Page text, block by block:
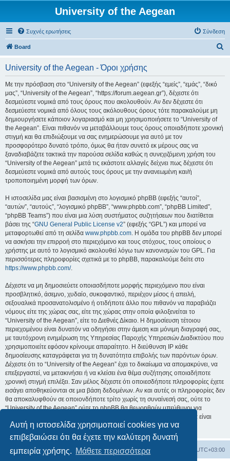
Αυτή η ιστοσελίδα χρησιμοποιεί cookies για να
επιβεβαιώσει ότι θα έχετε την καλύτερη δυνατή
εμπειρία χρήσης. Μάθετε περισσότερα
University of the Aegean
Συχνές ερωτήσεις Σύνδεση
Board
University of the Aegean - Όροι χρήσης
Με την πρόσβαση στο “University of the Aegean” (εφεξής “εμείς”, “εμάς”, “δικό
μας”, “University of the Aegean”, “https://forum.aegean.gr”), δέχεστε ότι
δεσμεύεστε νομικά από τους όρους που ακολουθούν. Αν δεν δέχεστε ότι
δεσμεύεστε νομικά από όλους τους ακόλουθους όρους τότε παρακαλούμε μη
δημιουργήσετε κάποιον λογαριασμό και μη χρησιμοποιήσετε το “University of
the Aegean”. Είναι πιθανόν να μεταβάλλουμε τους όρους οποιαδήποτε χρονική
στιγμή και θα επιδιώξουμε να σας ενημερώσουμε για αυτό με τον
προσφορότερο δυνατό τρόπο, όμως θα ήταν συνετό εκ μέρους σας να
ξαναδιαβάζετε τακτικά την παρούσα σελίδα καθώς η συνεχιζόμενη χρήση του
“University of the Aegean” μετά τις εκάστοτε αλλαγές δείχνει πως δέχεστε ότι
δεσμεύεστε νομικά από αυτούς τους όρους με την ανανεωμένη και/ή
τροποποιημένη μορφή των όρων.
Η ιστοσελίδα μας είναι βασισμένη στο λογισμικό phpBB (εφεξής “αυτοί”,
“αυτών”, “αυτούς”, “λογισμικό phpBB”, “www.phpbb.com”, “phpBB Limited”,
“phpBB Teams”) που είναι μια λύση συστήματος συζητήσεων που διατίθεται
βάσει της “GNU General Public License v2” (εφεξής “GPL”) και μπορεί να
μεταφορτωθεί από τη σελίδα www.phpbb.com. Η ομάδα του phpBB δεν μπορεί
να ασκήσει την επιρροή στο περιεχόμενο και τους στόχους, τους οποίους ο
χρήστης με αυτό το λογισμικό ακολουθεί λόγω των κανονισμών του GPL. Για
περισσότερες πληροφορίες σχετικά με το phpBB, παρακαλούμε δείτε στο
https://www.phpbb.com/.
Δέχεστε να μη δημοσιεύετε οποιασδήποτε μορφής περιεχόμενο που είναι
προσβλητικό, άσεμνο, χυδαίο, συκοφαντικό, περιέχον μίσος ή απειλή,
σεξουαλικά προσανατολισμένο ή οτιδήποτε άλλο που πιθανόν να παραβιάζει
νόμους είτε της χώρας σας, είτε της χώρας στην οποία φιλοξενείται το
“University of the Aegean”, είτε το Διεθνές Δίκαιο. Η δημοσίευση τέτοιου
περιεχομένου είναι δυνατόν να οδηγήσει στην άμεση και μόνιμη διαγραφή σας,
με ταυτόχρονη ενημέρωση της Υπηρεσίας Παροχής Υπηρεσιών Διαδικτύου που
χρησιμοποιείτε εφόσον κρίνουμε απαραίτητο. Η διεύθυνση IP κάθε
δημοσίευσης καταγράφεται για τη δυνατότητα επιβολής των παρόντων όρων.
Δέχεστε ότι το “University of the Aegean” έχει το δικαίωμα να απομακρύνει, να
επεξεργαστεί, να μετακινήσει ή να κλείσει ένα θέμα συζήτησης οποιαδήποτε
χρονική στιγμή επιλέξει. Σαν μέλος δέχεστε ότι οποιεσδήποτε πληροφορίες έχετε
εισάγει αποθηκεύονται σε μια βάση δεδομένων. Αν και αυτές οι πληροφορίες δεν
θα αποκαλυφθούν σε οποιονδήποτε τρίτο χωρίς τη συναίνεσή σας, ούτε το
“University of the Aegean” ούτε το phpBB θα θεωρηθούν υπεύθυνοι για
οποιαδήποτε απόπειρα ηλεκτρονικής εισβολής ή παραβίασης η οποία είναι
δυνατόν να οδηγήσει σε απώλεια αυτών των δεδομένων.
Board Όλοι οι χρόνοι είναι UTC+03:00
Διαγραφή cookies